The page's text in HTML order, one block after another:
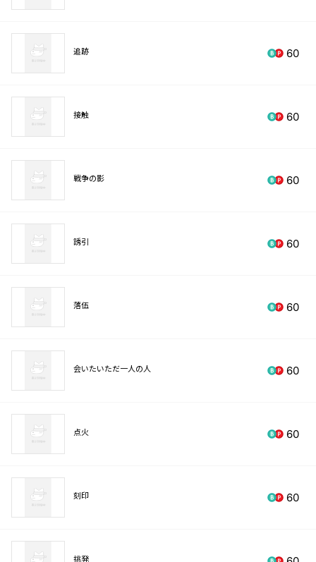
追跡 60
接触 60
戦争の影 60
誘引 60
落伍 60
会いたいただ一人の人 60
点火 60
刻印 60
挑発